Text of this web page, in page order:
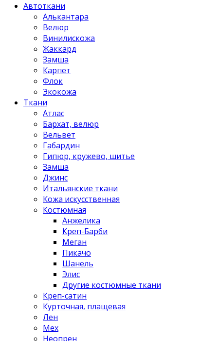
Автоткани
Алькантара
Велюр
Винилискожа
Жаккард
Замша
Карпет
Флок
Экокожа
Ткани
Атлас
Бархат, велюр
Вельвет
Габардин
Гипюр, кружево, шитье
Замша
Джинс
Итальянские ткани
Кожа искусственная
Костюмная
Анжелика
Креп-Барби
Меган
Пикачо
Шанель
Элис
Другие костюмные ткани
Креп-сатин
Курточная, плащевая
Лен
Мех
Неопрен